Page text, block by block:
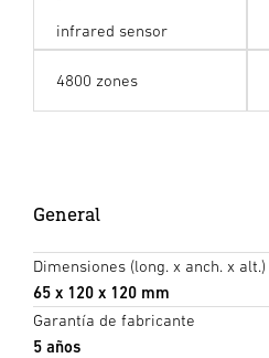
infrared sensor
4800 zones
General
Dimensiones (long. x anch. x alt.)
65 x 120 x 120 mm
Garantía de fabricante
5 años